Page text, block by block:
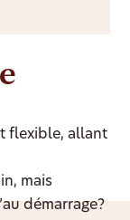
flexible, allant
mais
démarrage?